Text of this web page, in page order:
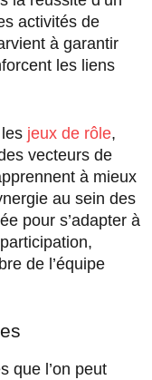
activités de
à garantir
les liens
jeux de rôle,
vecteurs de
à mieux
au sein des
pour s’adapter à
de l’équipe
que l’on peut